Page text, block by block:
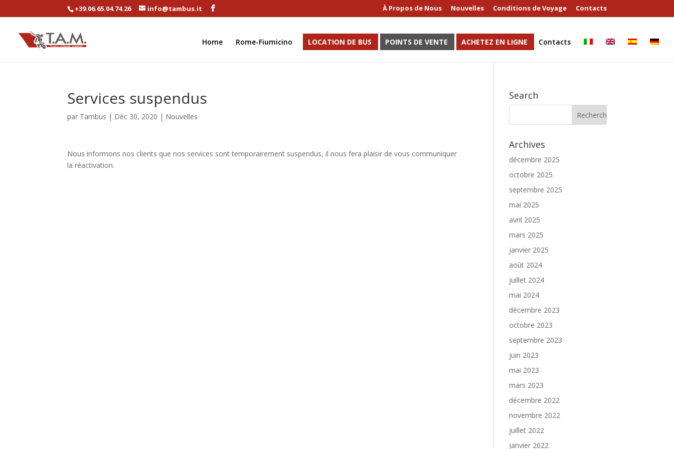
+39.06.65.04.74.26 info@tambus.it À Propos de Nous Nouvelles Conditions de Voyage Contacts
Home Rome-Fiumicino LOCATION DE BUS POINTS DE VENTE ACHETEZ EN LIGNE Contacts
Services suspendus
par Tambus | Déc 30, 2020 | Nouvelles
Nous informons nos clients que nos services sont temporairement suspendus, il nous fera plaisir de vous communiquer
la réactivation.
Search
Archives
décembre 2025
octobre 2025
septembre 2025
mai 2025
avril 2025
mars 2025
janvier 2025
août 2024
juillet 2024
mai 2024
décembre 2023
octobre 2023
septembre 2023
juin 2023
mai 2023
mars 2023
décembre 2022
novembre 2022
juillet 2022
janvier 2022